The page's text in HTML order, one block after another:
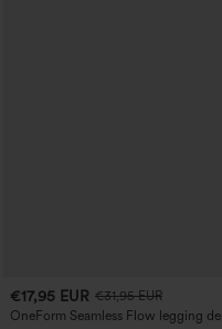
€17,95 EUR €31,95 EUR
OneForm Seamless Flow legging de